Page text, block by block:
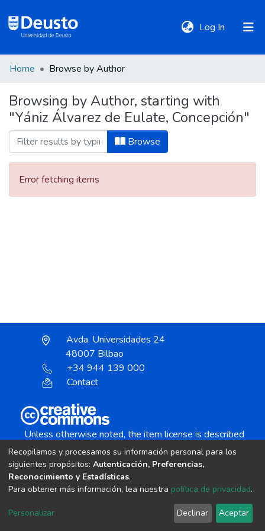
Log In (current)
Communities
&
Collections
All of DSpace
Home Browse by Author
Browsing by Author, starting with
"Yániz Álvarez de Eulate, Concepción"
Browse
Error fetching items
Avda. Universidades 24
48007 Bilbao
+34 944 139 000
Contact
Unless otherwise noted, the item license is described
as:
Creative Commons Attribution-NonCommercial-
copyright © 2002-2026LYRASIS
Send Feedback
Recopilamos y procesamos su información personal para los
siguientes propósitos: Autenticación, Preferencias,
Reconocimiento y Estadísticas.
Para obtener más información, lea nuestra política de privacidad.
Personalizar Declinar Aceptar